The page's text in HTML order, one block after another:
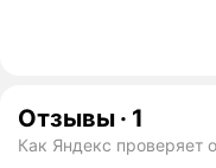
Отзывы · 1
Как Яндекс проверяет